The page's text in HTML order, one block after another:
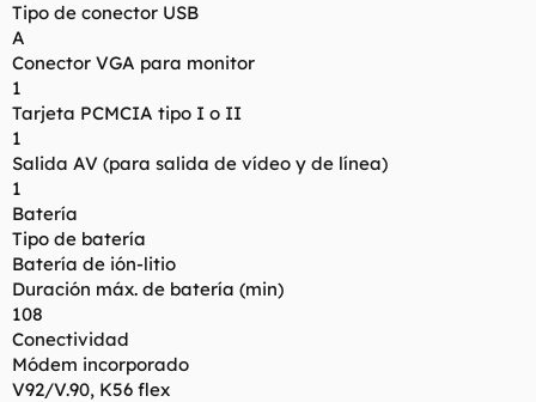
Tipo de conector USB
A
Conector VGA para monitor
1
Tarjeta PCMCIA tipo I o II
1
Salida AV (para salida de vídeo y de línea)
1
Batería
Tipo de batería
Batería de ión-litio
Duración máx. de batería (min)
108
Conectividad
Módem incorporado
V92/V.90, K56 flex